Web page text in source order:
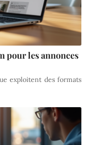
pour les annonces
exploitent des formats